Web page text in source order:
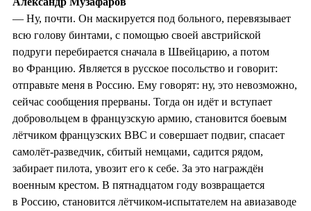
— Ну, почти. Он маскируется под больного, перевязывает
всю голову бинтами, с помощью своей австрийской
подруги перебирается сначала в Швейцарию, а потом
во Францию. Является в русское посольство и говорит:
отправьте меня в Россию. Ему говорят: ну, это невозможно,
сейчас сообщения прерваны. Тогда он идёт и вступает
добровольцем в французскую армию, становится боевым
лётчиком французских ВВС и совершает подвиг, спасает
самолёт-разведчик, сбитый немцами, садится рядом,
забирает пилота, увозит его к себе. За это награждён
военным крестом. В пятнадцатом году возвращается
в Россию, становится лётчиком-испытателем на авиазаводе